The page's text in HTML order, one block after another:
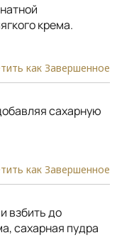
крема.
как Завершенное
сахарную
как Завершенное
взбить до
сахарная пудра